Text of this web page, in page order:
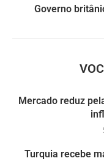
Governo
Mercado reduz
Turquia recebe